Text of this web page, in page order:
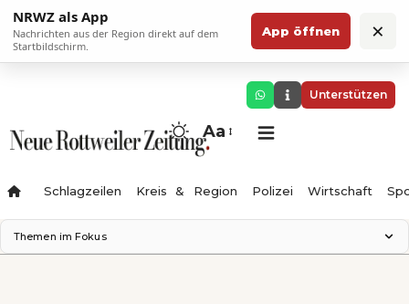
NRWZ als App
Nachrichten aus der Region direkt auf dem
Startbildschirm.
App öffnen ×
Unterstützen
Aa
Schlagzeilen Kreis & Region Polizei Wirtschaft
Themen im Fokus